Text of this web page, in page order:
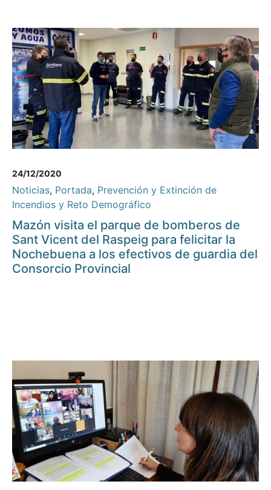
24/12/2020
Noticias, Portada, Prevención y Extinción de
Incendios y Reto Demográfico
Mazón visita el parque de bomberos de
Sant Vicent del Raspeig para felicitar la
Nochebuena a los efectivos de guardia del
Consorcio Provincial